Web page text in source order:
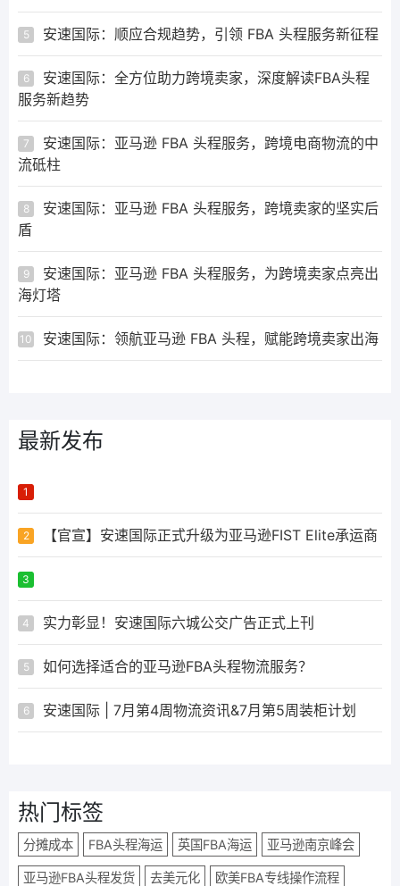
5 安速国际：顺应合规趋势，引领 FBA 头程服务新征程
6
安速国际：全方位助力跨境卖家，深度解读FBA头程
服务新趋势
7
安速国际：亚马逊 FBA 头程服务，跨境电商物流的中
流砥柱
8
安速国际：亚马逊 FBA 头程服务，跨境卖家的坚实后
盾
9
安速国际：亚马逊 FBA 头程服务，为跨境卖家点亮出
海灯塔
10 安速国际：领航亚马逊 FBA 头程，赋能跨境卖家出海
最新发布
1
2 【官宣】安速国际正式升级为亚马逊FIST Elite承运商
3
4 实力彰显！安速国际六城公交广告正式上刊
5 如何选择适合的亚马逊FBA头程物流服务？
6 安速国际 | 7月第4周物流资讯&7月第5周装柜计划
热门标签
分摊成本 FBA头程海运 英国FBA海运 亚马逊南京峰会
亚马逊FBA头程发货 去美元化 欧美FBA专线操作流程